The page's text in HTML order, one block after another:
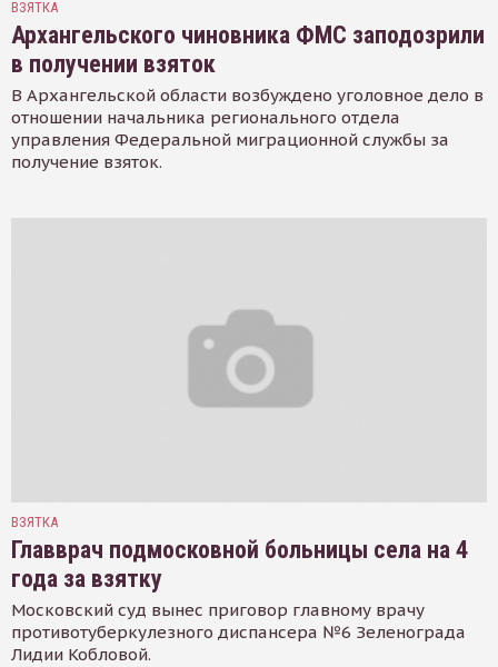
ВЗЯТКА
Архангельского чиновника ФМС заподозрили
в получении взяток
В Архангельской области возбуждено уголовное дело в
отношении начальника регионального отдела
управления Федеральной миграционной службы за
получение взяток.
ВЗЯТКА
Главврач подмосковной больницы села на 4
года за взятку
Московский суд вынес приговор главному врачу
противотуберкулезного диспансера №6 Зеленограда
Лидии Кобловой.